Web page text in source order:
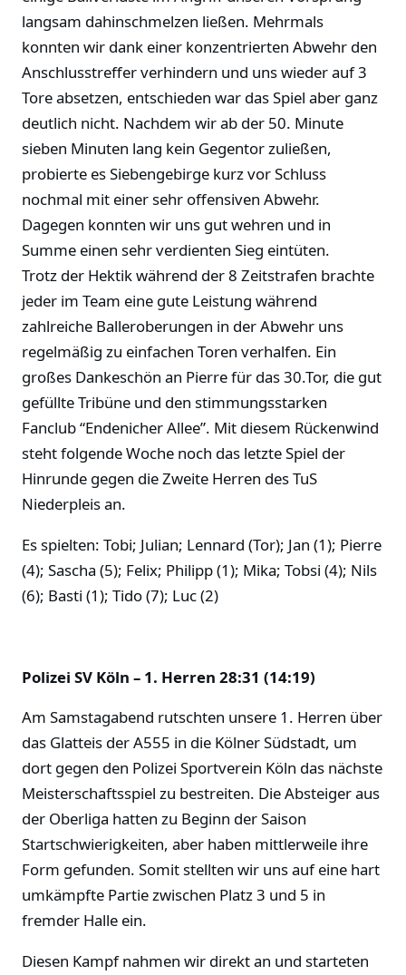
langsam dahinschmelzen ließen. Mehrmals
konnten wir dank einer konzentrierten Abwehr den
Anschlusstreffer verhindern und uns wieder auf 3
Tore absetzen, entschieden war das Spiel aber ganz
deutlich nicht. Nachdem wir ab der 50. Minute
sieben Minuten lang kein Gegentor zuließen,
probierte es Siebengebirge kurz vor Schluss
nochmal mit einer sehr offensiven Abwehr.
Dagegen konnten wir uns gut wehren und in
Summe einen sehr verdienten Sieg eintüten.
Trotz der Hektik während der 8 Zeitstrafen brachte
jeder im Team eine gute Leistung während
zahlreiche Balleroberungen in der Abwehr uns
regelmäßig zu einfachen Toren verhalfen. Ein
großes Dankeschön an Pierre für das 30.Tor, die gut
gefüllte Tribüne und den stimmungsstarken
Fanclub “Endenicher Allee”. Mit diesem Rückenwind
steht folgende Woche noch das letzte Spiel der
Hinrunde gegen die Zweite Herren des TuS
Niederpleis an.
Es spielten: Tobi; Julian; Lennard (Tor); Jan (1); Pierre
(4); Sascha (5); Felix; Philipp (1); Mika; Tobsi (4); Nils
(6); Basti (1); Tido (7); Luc (2)
Polizei SV Köln – 1. Herren 28:31 (14:19)
Am Samstagabend rutschten unsere 1. Herren über
das Glatteis der A555 in die Kölner Südstadt, um
dort gegen den Polizei Sportverein Köln das nächste
Meisterschaftsspiel zu bestreiten. Die Absteiger aus
der Oberliga hatten zu Beginn der Saison
Startschwierigkeiten, aber haben mittlerweile ihre
Form gefunden. Somit stellten wir uns auf eine hart
umkämpfte Partie zwischen Platz 3 und 5 in
fremder Halle ein.
Diesen Kampf nahmen wir direkt an und starteten